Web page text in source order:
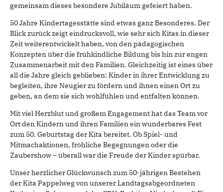
gemeinsam dieses besondere Jubiläum gefeiert haben.
50 Jahre Kindertagesstätte sind etwas ganz Besonderes. Der
Blick zurück zeigt eindrucksvoll, wie sehr sich Kitas in dieser
Zeit weiterentwickelt haben, von den pädagogischen
Konzepten über die frühkindliche Bildung bis hin zur engen
Zusammenarbeit mit den Familien. Gleichzeitig ist eines über
all die Jahre gleich geblieben: Kinder in ihrer Entwicklung zu
begleiten, ihre Neugier zu fördern und ihnen einen Ort zu
geben, an dem sie sich wohlfühlen und entfalten können.
Mit viel Herzblut und großem Engagement hat das Team vor
Ort den Kindern und ihren Familien ein wunderbares Fest
zum 50. Geburtstag der Kita bereitet. Ob Spiel- und
Mitmachaktionen, fröhliche Begegnungen oder die
Zaubershow – überall war die Freude der Kinder spürbar.
Unser herzlicher Glückwunsch zum 50-jährigen Bestehen
der Kita Pappelweg von unserer Landtagsabgeordneten